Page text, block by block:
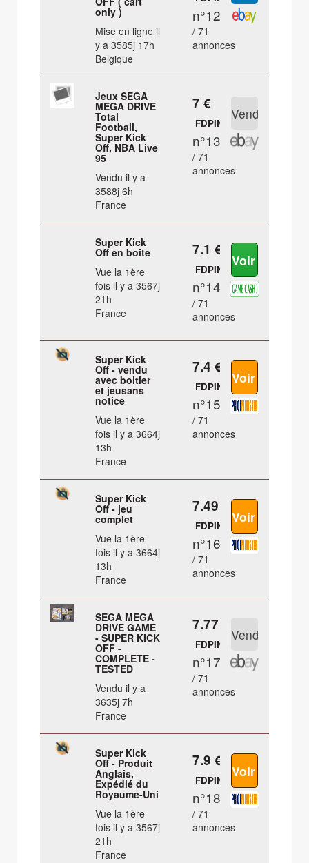
only )
Mise en ligne il
y a 3585j 17h
Belgique
n°12
/ 71
annonces
Jeux SEGA
MEGA DRIVE
Total
Football,
Super Kick
Off, NBA Live
95
Vendu il y a
3588j 6h
France
7 €
FDPIN
n°13
/ 71
annonces
Super Kick
Off en boîte
Vue la 1ère
fois il y a 3567j
21h
France
7.1 €
FDPIN
n°14
/ 71
annonces
Super Kick
Off - vendu
avec boitier
et jeusans
notice
Vue la 1ère
fois il y a 3664j
13h
France
7.4 €
FDPIN
n°15
/ 71
annonces
Super Kick
Off - jeu
complet
Vue la 1ère
fois il y a 3664j
13h
France
7.49 €
FDPIN
n°16
/ 71
annonces
SEGA MEGA
DRIVE GAME
- SUPER KICK
OFF -
COMPLETE -
TESTED
Vendu il y a
3635j 7h
France
7.77 €
FDPIN
n°17
/ 71
annonces
Super Kick
Off - Produit
Anglais,
Expédié du
Royaume-Uni
Vue la 1ère
fois il y a 3567j
21h
France
7.9 €
FDPIN
n°18
/ 71
annonces